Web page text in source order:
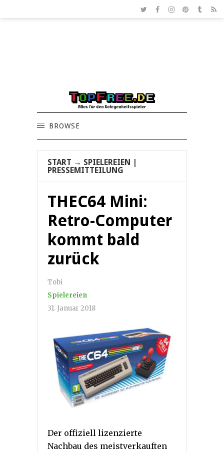
BROWSE
START → SPIELEREIEN
PRESSEMITTEILUNG
THEC64 Mini:
Retro-Computer
kommt bald
zurück
Tobi
Spielereien
31. Januar 2018
Der offiziell lizenzierte
Nachbau des meistverkauften